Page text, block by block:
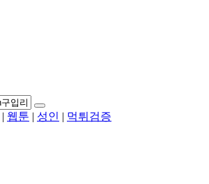
| 웹툰 | 성인 | 먹튀검증